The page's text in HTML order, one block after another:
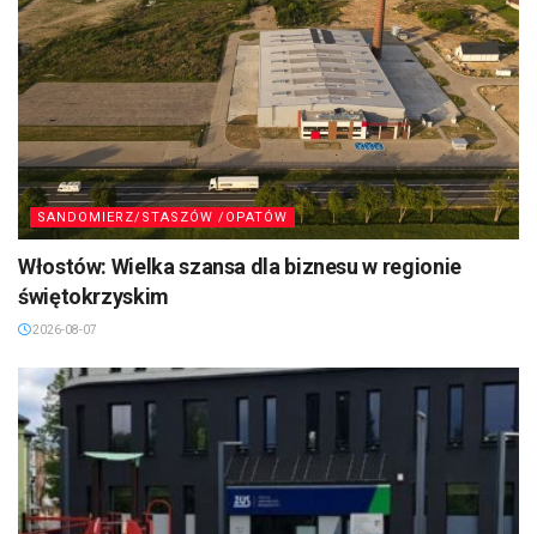
SANDOMIERZ/STASZÓW /OPATÓW
Włostów: Wielka szansa dla biznesu w regionie
świętokrzyskim
2026-08-07